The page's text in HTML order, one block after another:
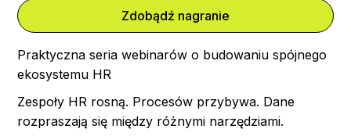
Zdobądź nagranie
Praktyczna seria webinarów o budowaniu spójnego
ekosystemu HR
Zespoły HR rosną. Procesów przybywa. Dane
rozpraszają się między różnymi narzędziami.